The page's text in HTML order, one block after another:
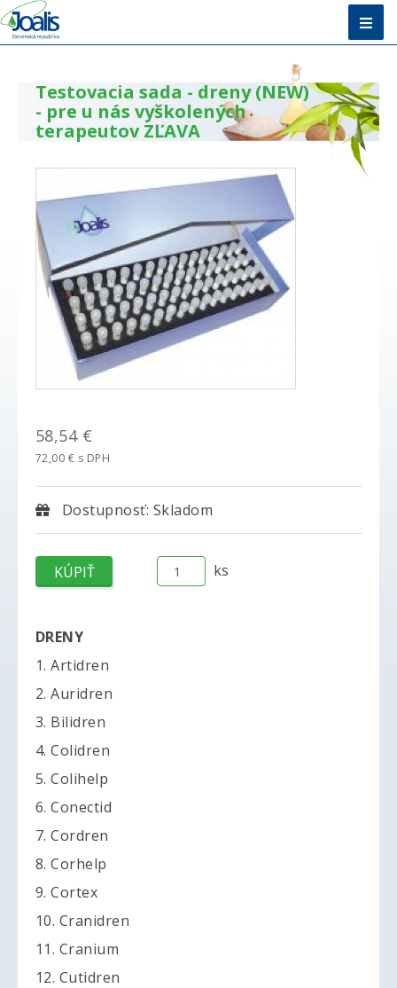
Metóda
O nás + Kontakty
Poradňa
Testovacia sada - dreny (NEW)
- pre u nás vyškolených
terapeutov ZĽAVA
58,54 €
72,00 € s DPH
Dostupnosť: Skladom
ks
DRENY
1. Artidren
2. Auridren
3. Bilidren
4. Colidren
5. Colihelp
6. Conectid
7. Cordren
8. Corhelp
9. Cortex
10. Cranidren
11. Cranium
12. Cutidren